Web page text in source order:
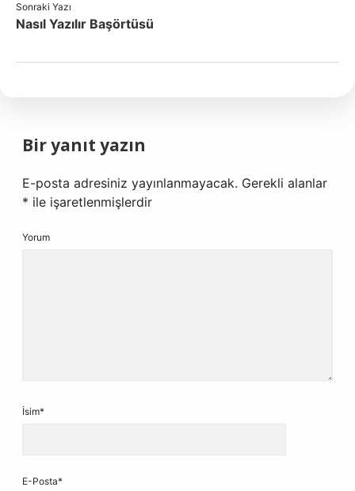
Sonraki Yazı
Nasıl Yazılır Başörtüsü
Bir yanıt yazın
E-posta adresiniz yayınlanmayacak. Gerekli alanlar
* ile işaretlenmişlerdir
Yorum
İsim*
E-Posta*